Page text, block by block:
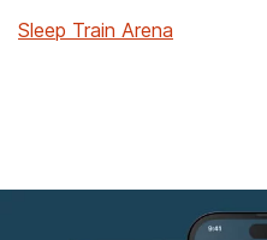
Sleep Train Arena